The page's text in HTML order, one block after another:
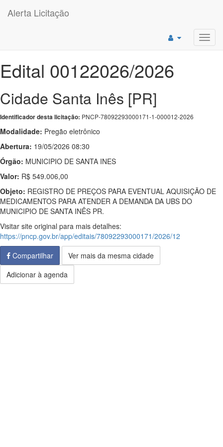
Alerta Licitação
Edital 00122026/2026
Cidade Santa Inês [PR]
Identificador desta licitação: PNCP-78092293000171-1-000012-2026
Modalidade: Pregão eletrônico
Abertura: 19/05/2026 08:30
Órgão: MUNICIPIO DE SANTA INES
Valor: R$ 549.006,00
Objeto: REGISTRO DE PREÇOS PARA EVENTUAL AQUISIÇÃO DE
MEDICAMENTOS PARA ATENDER A DEMANDA DA UBS DO
MUNICIPIO DE SANTA INÊS PR.
Visitar site original para mais detalhes:
https://pncp.gov.br/app/editais/78092293000171/2026/12
Compartilhar
Ver mais da mesma cidade
Adicionar à agenda